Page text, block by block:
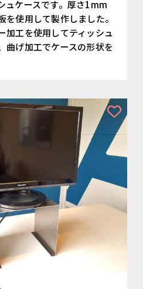
ュケースです。厚さ1mm
使用して製作しました。
加工を使用してティッシュ
曲げ加工でケースの形状を